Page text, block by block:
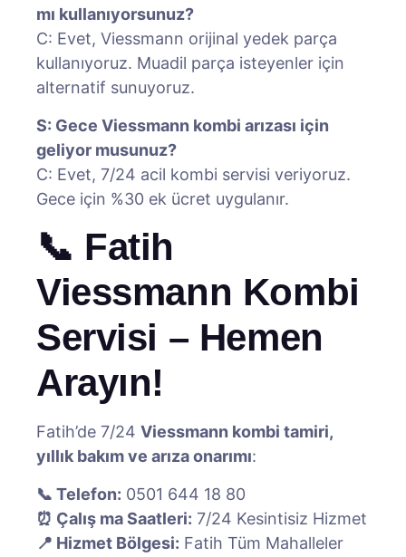
mı kullanıyorsunuz?
C: Evet, Viessmann orijinal yedek parça
kullanıyoruz. Muadil parça isteyenler için
alternatif sunuyoruz.
S: Gece Viessmann kombi arızası için
geliyor musunuz?
C: Evet, 7/24 acil kombi servisi veriyoruz.
Gece için %30 ek ücret uygulanır.
📞 Fatih
Viessmann Kombi
Servisi – Hemen
Arayın!
Fatih’de 7/24 Viessmann kombi tamiri,
yıllık bakım ve arıza onarımı:
📞 Telefon: 0501 644 18 80
⏰ Çalış ma Saatleri: 7/24 Kesintisiz Hizmet
📍 Hizmet Bölgesi: Fatih Tüm Mahalleler